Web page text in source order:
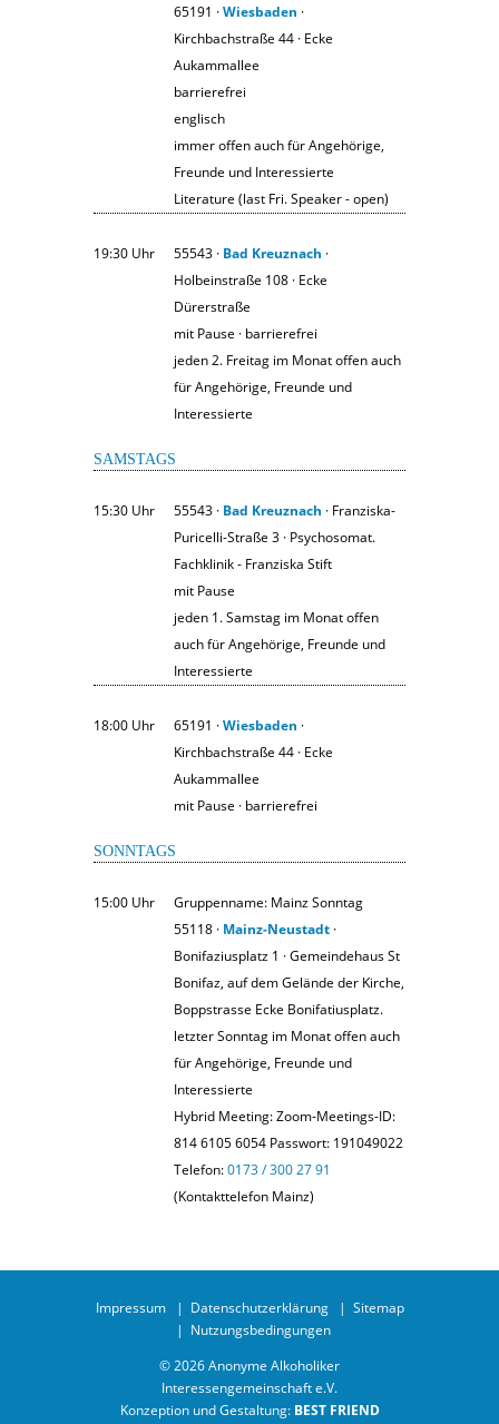
65191 ·Wiesbaden ·
Kirchbachstraße 44 · Ecke
Aukammallee
barrierefrei
englisch
immer offen auch für Angehörige,
Freunde und Interessierte
Literature (last Fri. Speaker - open)
19:30 Uhr 55543 · Bad Kreuznach ·
Holbeinstraße 108 · Ecke
Dürerstraße
mit Pause · barrierefrei
jeden 2. Freitag im Monat offen auch
für Angehörige, Freunde und
Interessierte
SAMSTAGS
15:30 Uhr 55543 · Bad Kreuznach · Franziska-
Puricelli-Straße 3 · Psychosomat.
Fachklinik - Franziska Stift
mit Pause
jeden 1. Samstag im Monat offen
auch für Angehörige, Freunde und
Interessierte
18:00 Uhr 65191 ·Wiesbaden ·
Kirchbachstraße 44 · Ecke
Aukammallee
mit Pause · barrierefrei
SONNTAGS
15:00 Uhr
Gruppenname: Mainz Sonntag
55118 · Mainz-Neustadt ·
Bonifaziusplatz 1 · Gemeindehaus St
Bonifaz, auf dem Gelände der Kirche,
Boppstrasse Ecke Bonifatiusplatz.
letzter Sonntag im Monat offen auch
für Angehörige, Freunde und
Interessierte
Hybrid Meeting: Zoom-Meetings-ID:
814 6105 6054 Passwort: 191049022
Telefon:0173 / 300 27 91
(Kontakttelefon Mainz)
Impressum Datenschutzerklärung
Sitemap
Nutzungsbedingungen
© 2026 Anonyme Alkoholiker
Interessengemeinschaft e.V.
Konzeption und Gestaltung: BEST FRIEND